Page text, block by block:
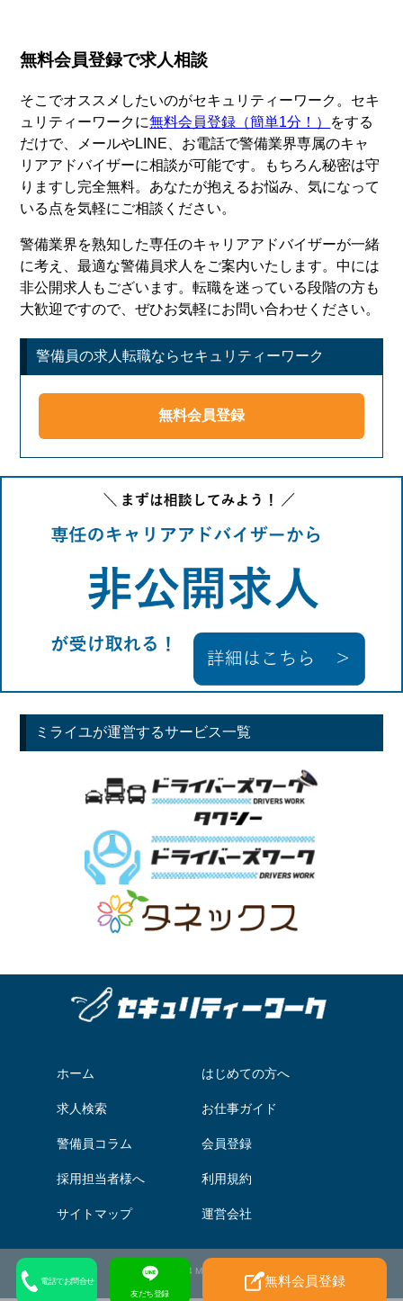
無料会員登録で求人相談
そこでオススメしたいのがセキュリティーワーク。セキ
ュリティーワークに無料会員登録（簡単1分！） をする
だけで、メールやLINE、お電話で警備業界専属のキャ
リアアドバイザーに相談が可能です。もちろん秘密は守
りますし完全無料。あなたが抱えるお悩み、気になって
いる点を気軽にご相談ください。
警備業界を熟知した専任のキャリアアドバイザーが一緒
に考え、最適な警備員求人をご案内いたします。中には
非公開求人もございます。転職を迷っている段階の方も
大歓迎ですので、ぜひお気軽にお問い合わせください。
警備員の求人転職ならセキュリティーワーク
無料会員登録
電話でお問合せ
友だち登録
無料会員登録
ミライユが運営するサービス一覧
ホーム はじめての方へ
求人検索 お仕事ガイド
警備員コラム 会員登録
採用担当者様へ 利用規約
サイトマップ 運営会社
© 2014 Miraiyu Inc.